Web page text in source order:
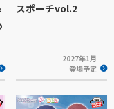
スポーチvol.2
2027年1月
登場予定